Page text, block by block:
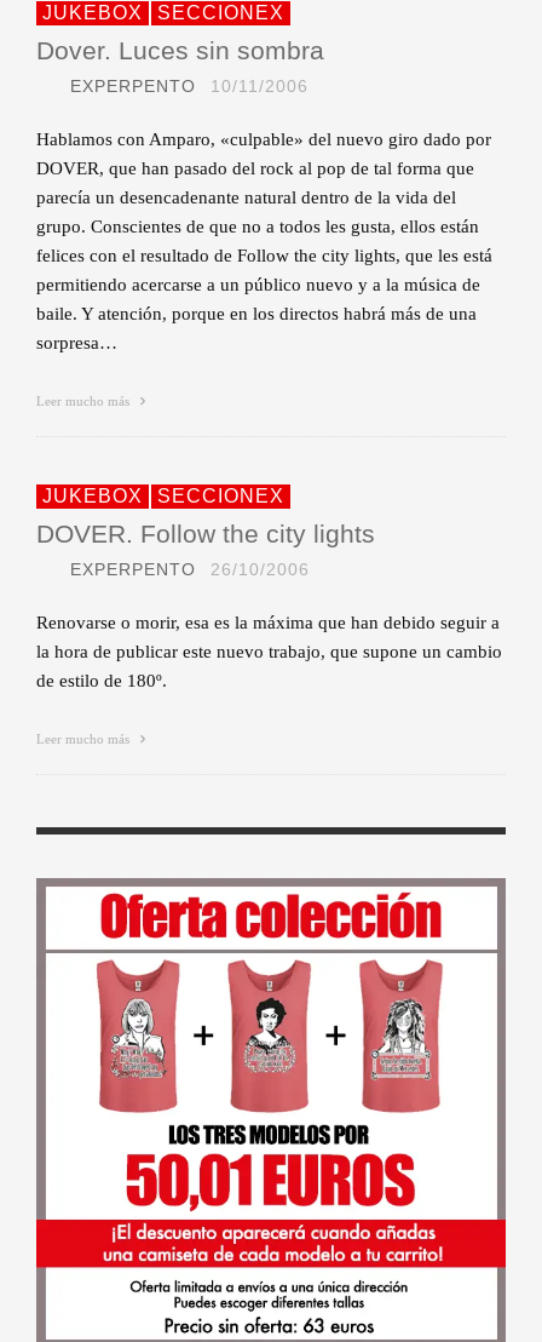
JUKEBOX SECCIONEX
Dover. Luces sin sombra
EXPERPENTO 10/11/2006
Hablamos con Amparo, «culpable» del nuevo giro dado por
DOVER, que han pasado del rock al pop de tal forma que
parecía un desencadenante natural dentro de la vida del
grupo. Conscientes de que no a todos les gusta, ellos están
felices con el resultado de Follow the city lights, que les está
permitiendo acercarse a un público nuevo y a la música de
baile. Y atención, porque en los directos habrá más de una
sorpresa…
Leer mucho más
JUKEBOX SECCIONEX
DOVER. Follow the city lights
EXPERPENTO 26/10/2006
Renovarse o morir, esa es la máxima que han debido seguir a
la hora de publicar este nuevo trabajo, que supone un cambio
de estilo de 180º.
Leer mucho más